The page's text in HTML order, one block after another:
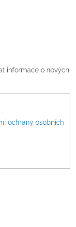
informace o nových
ochrany osobních